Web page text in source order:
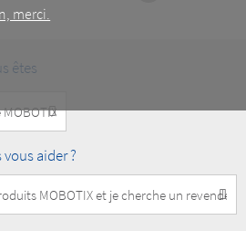
merci.
êtes
aider ?